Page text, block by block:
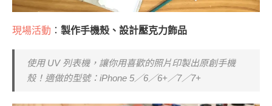
現場活動 ： 製作手機殼、設計壓克力飾品
使用 UV 列表機，讓你用喜歡的照片印製出原創手機
殼！適做的型號：iPhone 5／6／6+／7／7+